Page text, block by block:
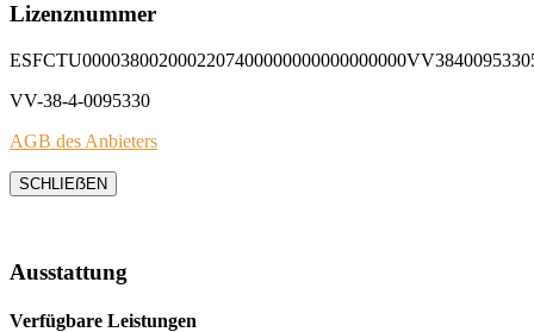
Lizenznummer
VV-38-4-0095330
AGB des Anbieters
SCHLIEẞEN
Ausstattung
Verfügbare Leistungen